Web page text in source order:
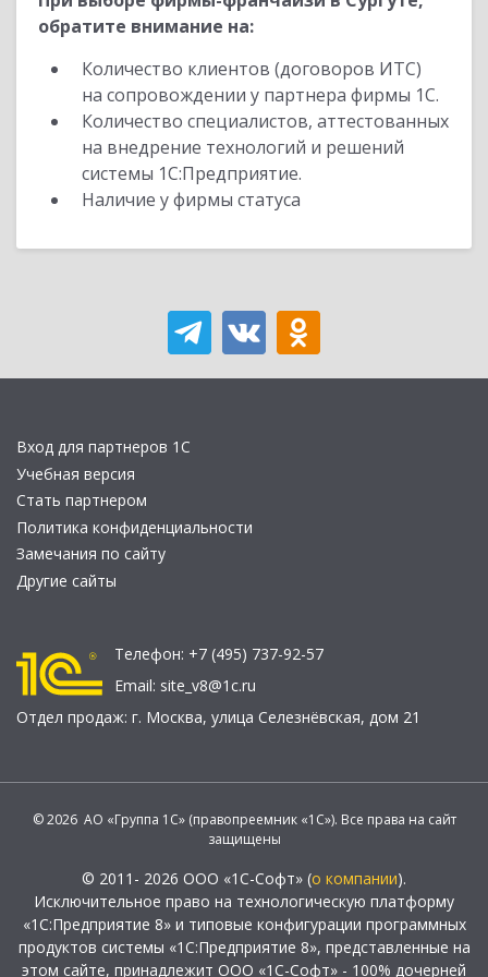
обратите внимание на:
Количество клиентов (договоров ИТС)
на сопровождении у партнера фирмы 1С.
Количество специалистов, аттестованных
на внедрение технологий и решений
системы 1С:Предприятие.
Наличие у фирмы статуса
Вход для партнеров 1С
Учебная версия
Стать партнером
Политика конфиденциальности
Замечания по сайту
Другие сайты
Телефон: +7 (495) 737-92-57
Email: site_v8@1c.ru
Отдел продаж: г. Москва, улица Селезнёвская, дом 21
© 2026 АО «Группа 1С» (правопреемник «1С»). Все права на сайт
защищены
© 2011- 2026 ООО «1С-Софт» (о компании).
Исключительное право на технологическую платформу
«1С:Предприятие 8» и типовые конфигурации программных
продуктов системы «1С:Предприятие 8», представленные на
этом сайте, принадлежит ООО «1С-Софт» - 100% дочерней